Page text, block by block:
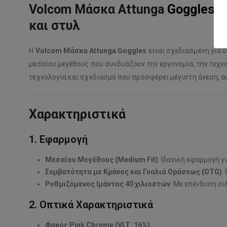
Volcom Μάσκα Attunga Goggles
και στυλ
Η Volcom Μάσκα Attunga Goggles είναι σχεδιασμένη
μεσαίου μεγέθους που συνδυάζουν την εργονομία, την
τεχνολογία και σχεδιασμό που προσφέρει μέγιστη άνεση,
Χαρακτηριστικά
1. Εφαρμογή
Μεσαίου Μεγέθους (Medium Fit): Ιδανική εφαρμογή
Συμβατότητα με Κράνος και Γυαλιά Οράσεως (OTG):
Ρυθμιζόμενος Ιμάντας 40 χιλιοστών: Με επένδυση
2. Οπτικά Χαρακτηριστικά
Φακός Pink Chrome (VLT: 16%):